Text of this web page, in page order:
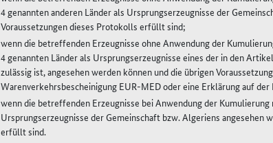
4 genannten anderen Länder als Ursprungserzeugnisse der
Voraussetzungen dieses Protokolls erfüllt sind;
wenn die betreffenden Erzeugnisse ohne Anwendung der
4 genannten Länder als Ursprungserzeugnisse eines der in den
zulässig ist, angesehen werden können und die übrigen
Warenverkehrsbescheinigung EUR-MED oder eine Erklärung auf
wenn die betreffenden Erzeugnisse bei Anwendung der
Ursprungserzeugnisse der Gemeinschaft bzw. Algeriens angesehen
erfüllt sind.